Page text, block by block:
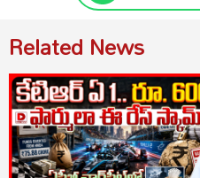
Related News